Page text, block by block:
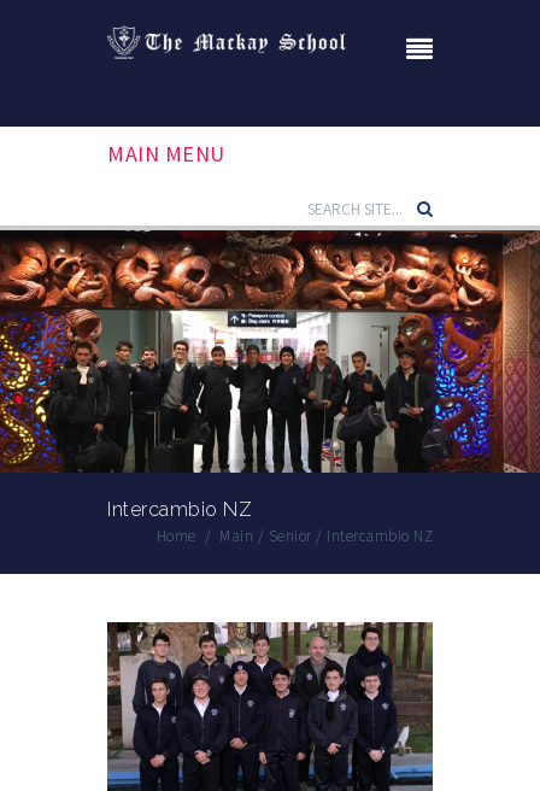
MAIN MENU
Intercambio NZ
Home / Main / Senior / Intercambio NZ